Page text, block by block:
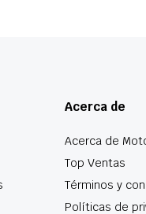
Acerca de
Acerca de
Top Ventas
Términos y
Políticas de